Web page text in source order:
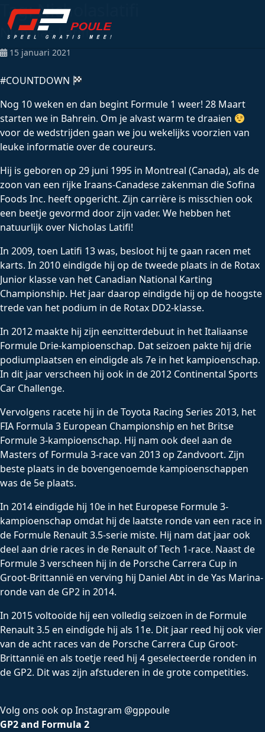
Tag:Nicholaslatifi
Nicholas Latifi
15 januari 2021
#COUNTDOWN
Nog 10 weken en dan begint Formule 1 weer! 28 Maart
starten we in Bahrein. Om je alvast warm te draaien
voor de wedstrijden gaan we jou wekelijks voorzien van
leuke informatie over de coureurs.
Hij is geboren op 29 juni 1995 in Montreal (Canada), als de
zoon van een rijke Iraans-Canadese zakenman die Sofina
Foods Inc. heeft opgericht. Zijn carrière is misschien ook
een beetje gevormd door zijn vader. We hebben het
natuurlijk over Nicholas Latifi!
In 2009, toen Latifi 13 was, besloot hij te gaan racen met
karts. In 2010 eindigde hij op de tweede plaats in de Rotax
Junior klasse van het Canadian National Karting
Championship. Het jaar daarop eindigde hij op de hoogste
trede van het podium in de Rotax DD2-klasse.
In 2012 maakte hij zijn eenzitterdebuut in het Italiaanse
Formule Drie-kampioenschap. Dat seizoen pakte hij drie
podiumplaatsen en eindigde als 7e in het kampioenschap.
In dit jaar verscheen hij ook in de 2012 Continental Sports
Car Challenge.
Vervolgens racete hij in de Toyota Racing Series 2013, het
FIA Formula 3 European Championship en het Britse
Formule 3-kampioenschap. Hij nam ook deel aan de
Masters of Formula 3-race van 2013 op Zandvoort. Zijn
beste plaats in de bovengenoemde kampioenschappen
was de 5e plaats.
In 2014 eindigde hij 10e in het Europese Formule 3-
kampioenschap omdat hij de laatste ronde van een race in
de Formule Renault 3.5-serie miste. Hij nam dat jaar ook
deel aan drie races in de Renault of Tech 1-race. Naast de
Formule 3 verscheen hij in de Porsche Carrera Cup in
Groot-Brittannië en verving hij Daniel Abt in de Yas Marina-
ronde van de GP2 in 2014.
In 2015 voltooide hij een volledig seizoen in de Formule
Renault 3.5 en eindigde hij als 11e. Dit jaar reed hij ook vier
van de acht races van de Porsche Carrera Cup Groot-
Brittannië en als toetje reed hij 4 geselecteerde ronden in
de GP2. Dit was zijn afstuderen in de grote competities.
Volg ons ook op Instagram @gppoule
GP2 and Formula 2